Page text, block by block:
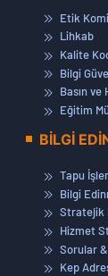
Etik
Lihkab
Kalite
Bilgi
Basın
Eğitim
BİLGİ
Tapu
Bilgi
Stratejik
Hizmet
Sorular
Kep